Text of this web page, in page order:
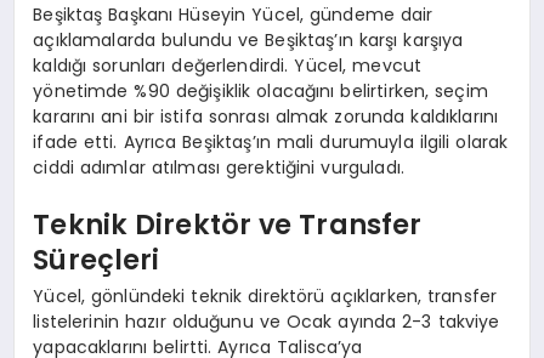
YAŞAM
DÜNYA
SAĞLIK
EĞITIM
Beşiktaş Başkanı Hüseyin Yücel, gündeme dair
açıklamalarda bulundu ve Beşiktaş’ın karşı karşıya
kaldığı sorunları değerlendirdi. Yücel, mevcut
yönetimde %90 değişiklik olacağını belirtirken, seçim
kararını ani bir istifa sonrası almak zorunda kaldıklarını
ifade etti. Ayrıca Beşiktaş’ın mali durumuyla ilgili olarak
ciddi adımlar atılması gerektiğini vurguladı.
Teknik Direktör ve Transfer
Süreçleri
Yücel, gönlündeki teknik direktörü açıklarken, transfer
listelerinin hazır olduğunu ve Ocak ayında 2-3 takviye
yapacaklarını belirtti. Ayrıca Talisca’ya